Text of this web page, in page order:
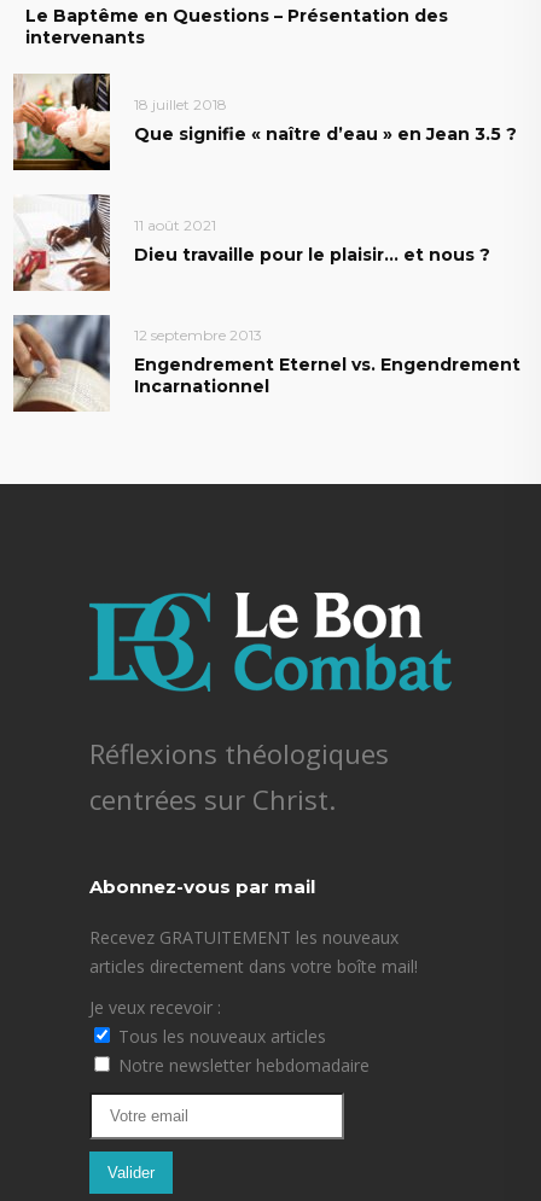
Le Baptême en Questions – Présentation des
intervenants
18 juillet 2018
Que signifie « naître d’eau » en Jean 3.5 ?
11 août 2021
Dieu travaille pour le plaisir… et nous ?
12 septembre 2013
Engendrement Eternel vs. Engendrement
Incarnationnel
Réflexions théologiques
centrées sur Christ.
Abonnez-vous par mail
Recevez GRATUITEMENT les nouveaux
articles directement dans votre boîte mail!
Je veux recevoir :
Tous les nouveaux articles
Notre newsletter hebdomadaire